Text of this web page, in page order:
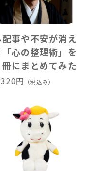
事や不安が消え
「心の整理術」を
冊にまとめてみた
円 （税込み）